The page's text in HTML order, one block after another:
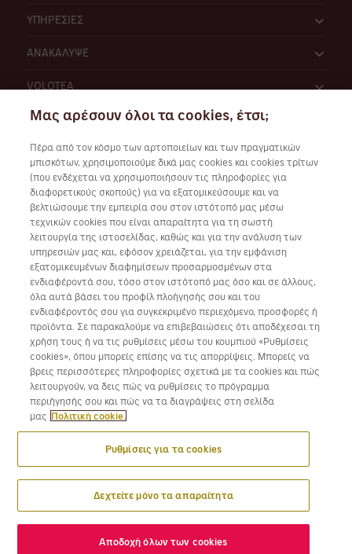
ΥΠΗΡΕΣΙΕΣ
ΑΝΑΚΑΛΥΨΕ
VOLOTEA
Συνεργάσου μαζί μας
Κατέβασε την εφαρμογή της Volotea για iOS και Android
Μας αρέσουν όλοι τα cookies, έτσι;
Πέρα από τον κόσμο των αρτοποιείων και των πραγματικών
μπισκότων, χρησιμοποιούμε δικά μας cookies και cookies τρίτων
(που ενδέχεται να χρησιμοποιήσουν τις πληροφορίες για
διαφορετικούς σκοπούς) για να εξατομικεύσουμε και να
βελτιώσουμε την εμπειρία σου στον ιστότοπό μας μέσω
τεχνικών cookies που είναι απαραίτητα για τη σωστή
λειτουργία της ιστοσελίδας, καθώς και για την ανάλυση των
υπηρεσιών μας και, εφόσον χρειάζεται, για την εμφάνιση
εξατομικευμένων διαφημίσεων προσαρμοσμένων στα
ενδιαφέροντά σου, τόσο στον ιστότοπό μας όσο και σε άλλους,
όλα αυτά βάσει του προφίλ πλοήγησής σου και του
ενδιαφέροντός σου για συγκεκριμένο περιεχόμενο, προσφορές ή
προϊόντα. Σε παρακαλούμε να επιβεβαιώσεις ότι αποδέχεσαι τη
χρήση τους ή να τις ρυθμίσεις μέσω του κουμπιού «Ρυθμίσεις
cookies», όπου μπορείς επίσης να τις απορρίψεις. Μπορείς να
βρεις περισσότερες πληροφορίες σχετικά με τα cookies και πώς
λειτουργούν, να δεις πώς να ρυθμίσεις το πρόγραμμα
περιήγησής σου και πώς να τα διαγράψεις στη σελίδα
μας Πολιτική cookie.
Ρυθμίσεις για τα cookies
Δεχτείτε μόνο τα απαραίτητα
Αποδοχή όλων των cookies